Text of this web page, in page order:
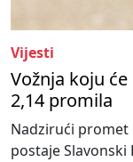
Vijesti
Vožnja koju
2,14 promila
Nadzirući promet
postaje Slavonski